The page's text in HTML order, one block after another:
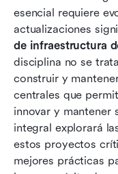
esencial requiere
actualizaciones
de infraestructura
disciplina no se
construir y
centrales que
innovar y mantener
integral explorará
estos proyectos
mejores prácticas
infraestructura
Metodologías
de
Gestionar
Desafíos
Mejores